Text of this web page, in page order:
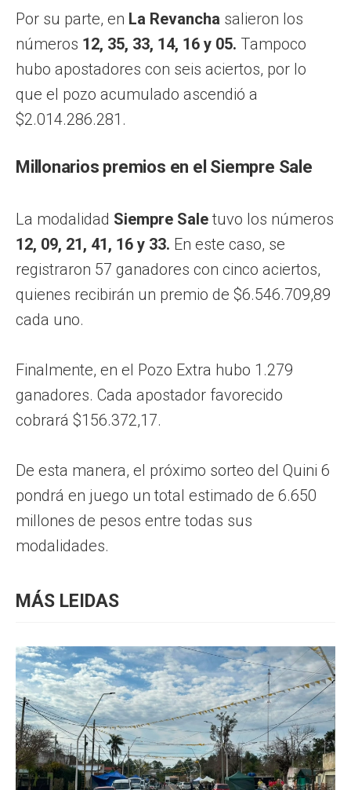
Por su parte, en La Revancha salieron los
números 12, 35, 33, 14, 16 y 05. Tampoco
hubo apostadores con seis aciertos, por lo
que el pozo acumulado ascendió a
$2.014.286.281.
Millonarios premios en el Siempre Sale
La modalidad Siempre Sale tuvo los números
12, 09, 21, 41, 16 y 33. En este caso, se
registraron 57 ganadores con cinco aciertos,
quienes recibirán un premio de $6.546.709,89
cada uno.
Finalmente, en el Pozo Extra hubo 1.279
ganadores. Cada apostador favorecido
cobrará $156.372,17.
De esta manera, el próximo sorteo del Quini 6
pondrá en juego un total estimado de 6.650
millones de pesos entre todas sus
modalidades.
MÁS LEIDAS